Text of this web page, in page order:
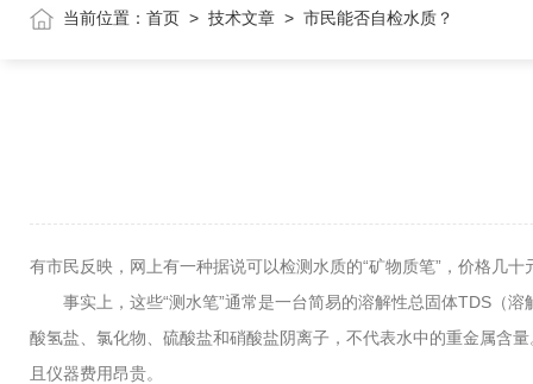
当前位置： 首页 > 技术文章 > 市民能否自检水质？
有市民反映，网上有一种据说可以检测水质的“矿物质笔”，价格几
事实上，这些“测水笔”通常是一台简易的溶解性总固体TDS（溶
酸氢盐、氯化物、硫酸盐和硝酸盐阴离子，不代表水中的重金属含
且仪器费用昂贵。